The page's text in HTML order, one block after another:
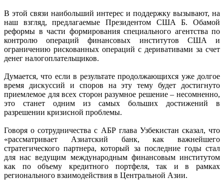
В этой связи наибольший интерес и поддержку вызывают, на
наш взгляд, предлагаемые Президентом США Б. Обамой
реформы в части формирования специального агентства по
контролю операций финансовых институтов США и
ограничению рискованных операций с деривативами за счет
денег налогоплательщиков.
Думается, что если в результате продолжающихся уже долгое
время дискуссий и споров на эту тему будет достигнуто
приемлемое для всех сторон разумное решение – несомненно,
это станет одним из самых больших достижений в
разрешении кризисной проблемы.
Говоря о сотрудничества с АБР глава Узбекистан сказал, что
«рассматривает Азиатский банк, как важнейшего
стратегического партнера, который за последние годы стал
для нас ведущим международным финансовым институтом
как по объему кредитного портфеля, так и в рамках
регионального взаимодействия в Центральной Азии.